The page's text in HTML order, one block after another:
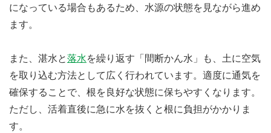
になっている場合もあるため、水源の状態を見ながら進め
ます。
また、湛水と落水を繰り返す「間断かん水」も、土に空気
を取り込む方法として広く行われています。適度に通気を
確保することで、根を良好な状態に保ちやすくなります。
ただし、活着直後に急に水を抜くと根に負担がかかりま
す。